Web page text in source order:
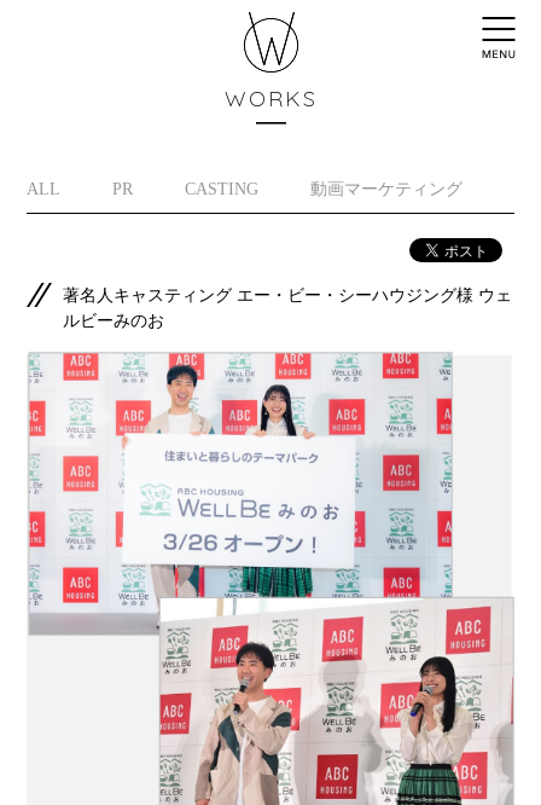
WORKS
ALL PR CASTING 動画マーケティング
著名人キャスティング エー・ビー・シーハウジング様 ウェ
ルビーみのお